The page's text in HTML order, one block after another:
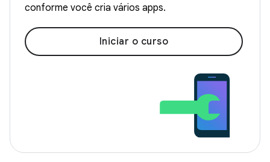
conforme você cria vários apps.
Iniciar o curso